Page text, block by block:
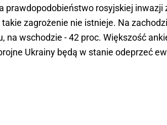
prawdopodobieństwo rosyjskiej
takie zagrożenie nie istnieje. Na
na wschodzie - 42 proc. Większość
Ukrainy będą w stanie odeprzeć